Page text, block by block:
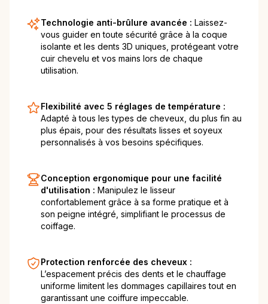
Technologie anti-brûlure avancée : Laissez-
vous guider en toute sécurité grâce à la coque
isolante et les dents 3D uniques, protégeant votre
cuir chevelu et vos mains lors de chaque
utilisation.
Flexibilité avec 5 réglages de température :
Adapté à tous les types de cheveux, du plus fin au
plus épais, pour des résultats lisses et soyeux
personnalisés à vos besoins spécifiques.
Conception ergonomique pour une facilité
d'utilisation : Manipulez le lisseur
confortablement grâce à sa forme pratique et à
son peigne intégré, simplifiant le processus de
coiffage.
Protection renforcée des cheveux :
L’espacement précis des dents et le chauffage
uniforme limitent les dommages capillaires tout en
garantissant une coiffure impeccable.